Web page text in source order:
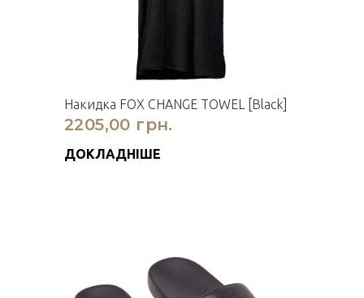
Накидка FOX CHANGE TOWEL [Black]
2205,00 грн.
ДОКЛАДНІШЕ